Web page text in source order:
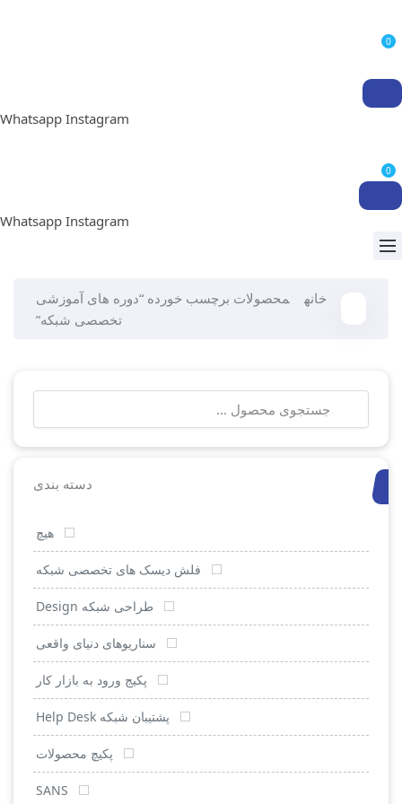
0
Whatsapp Instagram
0
Whatsapp Instagram
خانه
محصولات برچسب خورده “دوره های آموزشی
تخصصی شبکه”
دسته بندی
هیچ
فلش دیسک های تخصصی شبکه
طراحی شبکه Design
سناریوهای دنیای واقعی
پکیج ورود به بازار کار
پشتیبان شبکه Help Desk
پکیچ محصولات
SANS